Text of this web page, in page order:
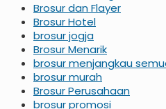
Brosur dan Flayer
Brosur Hotel
brosur jogja
Brosur Menarik
brosur menjangkau
brosur murah
Brosur Perusahaan
brosur promosi